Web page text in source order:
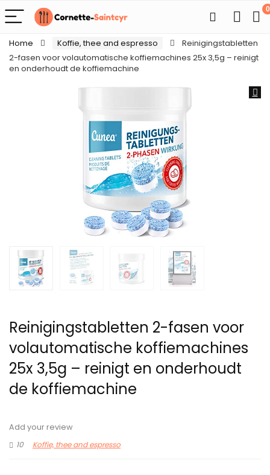
0
Home Koffie, thee and espresso
Reinigingstabletten
2-fasen voor volautomatische koffiemachines 25x 3,5g – reinigt
en onderhoudt de koffiemachine
Reinigingstabletten 2-fasen voor
volautomatische koffiemachines
25x 3,5g – reinigt en onderhoudt
de koffiemachine
Add your review
10
Koffie, thee and espresso